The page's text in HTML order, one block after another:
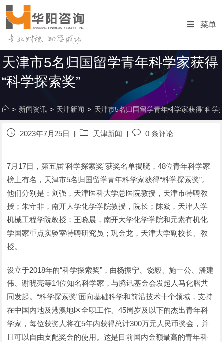
跳
转
至
容
菜单
天津市5名归国留学青年科学家获得
“科学探索奖”
> 新闻资讯 > 天津新闻 > 天津市5名归国留学青年科学家获得“科学
发
帖
子：
2023年7月25日
帖
类
天津新闻
发
论：
0 条评论
7月17日，第五届“科学探索奖”获奖名单揭晓，48位青年科学家
榜上有名，天津市5名归国留学青年科学家获得“科学探索奖”。
他们分别是：刘强，天津医科大学总医院教授，天津市特聘教
授；朱守非，南开大学化学学院教授，院长；陈焱，天津大学
机械工程学院教授；王晓晨，南开大学化学学院和元素有机化
学国家重点实验室特聘研究员；巩金龙，天津大学副校长、教
授。
设立于2018年的“科学探索奖”，由杨振宁、饶毅、施一公、潘建
伟、谢晓亮等14位知名科学家，与腾讯基金会发起人马化腾共
同发起。“科学探索奖”面向基础科学和前沿技术十个领域，支持
在中国内地及港澳地区全职工作、45周岁及以下的杰出青年科
学家，每位获奖人将在5年内获得总计300万元人民币奖金，并
且可以自由支配奖金的使用。这是目前国内金额最高的青年科